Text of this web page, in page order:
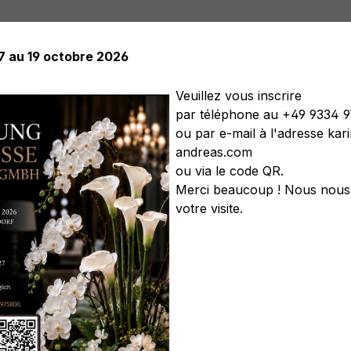
Plantes artificielles Arbres artificiels Soft Flower
artificiels Couronnes artificielles Légumes artificiels
givré, 3
au 19 octobre 2026
Veuillez vous inscrire
par téléphone au +49 9334
ou par e-mail à l'adresse
andreas.com
ou via le code QR.
Merci beaucoup ! Nous
votre visite.